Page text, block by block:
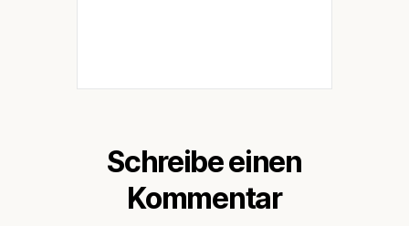
Schreibe einen
Kommentar